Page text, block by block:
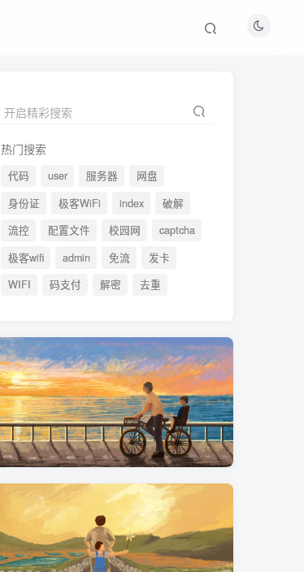
开启精彩搜索
热门搜索
代码 user 服务器
网盘
身份证
极客WiFi index
破解
流控
配置文件 校园网
captcha
极客wifi
admin 免流
发卡
WIFI
码支付 解密 去重
开启精彩搜索
热门搜索
代码 user 服务器
网盘
身份证
极客WiFi index
破解
流控
配置文件 校园网
captcha
极客wifi
admin 免流
发卡
WIFI
码支付 解密 去重